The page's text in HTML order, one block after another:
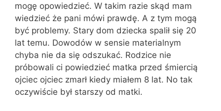
mogę opowiedzieć. W takim razie skąd mam
wiedzieć że pani mówi prawdę. A z tym mogą
być problemy. Stary dom dziecka spalił się 20
lat temu. Dowodów w sensie materialnym
chyba nie da się odszukać. Rodzice nie
próbowali ci powiedzieć matka przed śmiercią
ojciec ojciec zmarł kiedy miałem 8 lat. No tak
oczywiście był starszy od matki.